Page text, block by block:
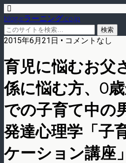
blog.eラーニング.co.jp
2015年6月21日 • コメントなし
育児に悩むお父
係に悩む方、0
での子育て中の
発達心理学「子
ケーション講座」